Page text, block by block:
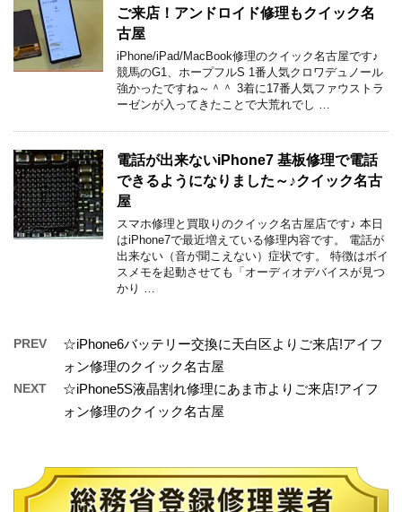
ご来店！アンドロイド修理もクイック名
古屋
iPhone/iPad/MacBook修理のクイック名古屋です♪
競馬のG1、ホープフルS 1番人気クロワデュノール
強かったですね～＾＾ 3着に17番人気ファウストラ
ーゼンが入ってきたことで大荒れでし …
電話が出来ないiPhone7 基板修理で電話
できるようになりました～♪クイック名古
屋
スマホ修理と買取りのクイック名古屋店です♪ 本日
はiPhone7で最近増えている修理内容です。 電話が
出来ない（音が聞こえない）症状です。 特徴はボイ
スメモを起動させても「オーディオデバイスが見つ
かり …
PREV
☆iPhone6バッテリー交換に天白区よりご来店!アイフ
ォン修理のクイック名古屋
NEXT
☆iPhone5S液晶割れ修理にあま市よりご来店!アイフ
ォン修理のクイック名古屋